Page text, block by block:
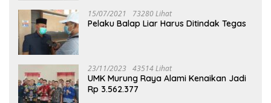
15/07/2021 73280 Lihat
Pelaku Balap Liar Harus Ditindak Tegas
23/11/2023 43514 Lihat
UMK Murung Raya Alami Kenaikan Jadi
Rp 3.562.377